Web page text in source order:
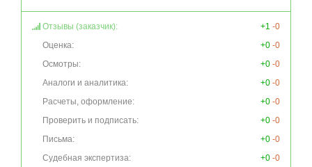
Отзывы (заказчик): +1 -0
Оценка:
+0 -0
Осмотры:
+0 -0
Аналоги и аналитика:
+0 -0
Расчеты, оформление:
+0 -0
Проверить и подписать:
+0 -0
Письма:
+0 -0
Судебная экспертиза:
+0 -0